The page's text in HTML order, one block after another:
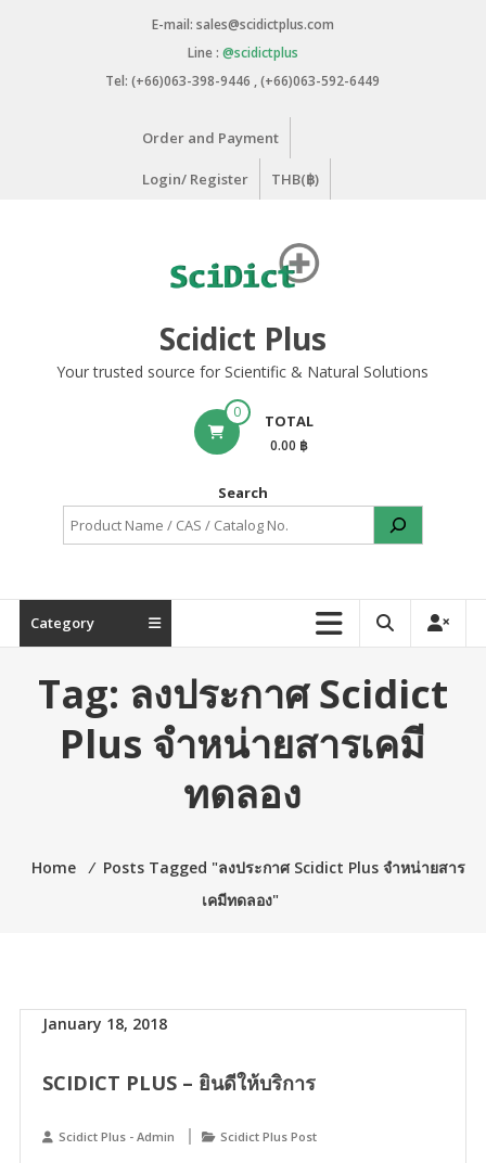
E-mail: sales@scidictplus.com
Line : @scidictplus
Tel: (+66)063-398-9446 , (+66)063-592-6449
Order and Payment
Login/ Register THB(฿)
Scidict Plus
Your trusted source for Scientific & Natural Solutions
0 TOTAL
0.00 ฿
Search
Category
Tag: ลงประกาศ Scidict
Plus จำหน่ายสารเคมี
ทดลอง
Home ⁄ Posts Tagged "ลงประกาศ Scidict Plus จำหน่ายสาร
เคมีทดลอง"
January 18, 2018
SCIDICT PLUS – ยินดีให้บริการ
Scidict Plus - Admin Scidict Plus Post